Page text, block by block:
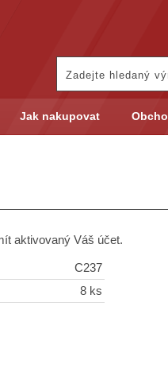
Jak nakupovat
aktivovaný Váš účet.
C237
8 ks